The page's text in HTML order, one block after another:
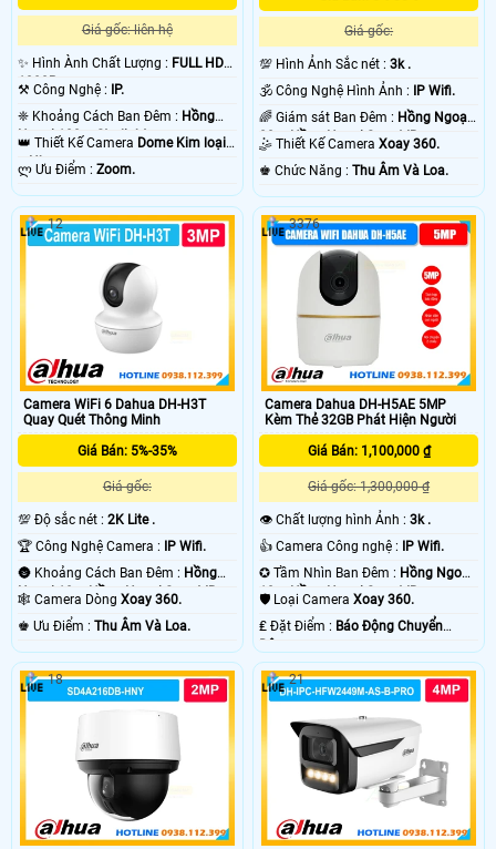
sau khi xẩy ra sự cố. chắc chắc camera nào cũng vậy thôi. vì ông nghệ báo
động chống trộm Dahua của camera hoặt động thong qua mạng internet do
đó có độ trể là do mạng chứ không phải do thiết bị camera chống trộm Dahua .
💡
Giá gốc: liên hệ
✨ Hình Ành Chất Lượng : FULL HD
1080P .
⚒ Công Nghệ :
IP.
❈ Khoảng Cách Ban Đêm : Hồng
Ngoại 100m Starlight.
👑 Thiết Kế Camera Dome Kim loại
+ Nhựa.
️ლ Ưu Điểm : Zoom.
Giá gốc:
💯 Hình Ảnh Sắc nét :3k .
🕉️ Công Nghệ Hình Ảnh :
IP Wifi.
🌈 Giám sát Ban Đêm : Hồng Ngoại
20m Hồng Ngoại Smart IR.
🤹 Thiết Kế CameraXoay 360.
️♚ Chức Năng :Thu Âm Và Loa.
Camera WiFi 6 Dahua DH-H3T
Quay Quét Thông Minh
Giá Bán: 5%-35%
Giá gốc:
💯 Độ sắc nét : 2K Lite .
🏆 Công Nghệ Camera : IP Wifi.
🌚 Khoảng Cách Ban Đêm : Hồng
Ngoại 10m Hồng Ngoại Smart IR.
🕸️ Camera Dòng Xoay 360.
️♚ Ưu Điểm : Thu Âm Và Loa.
12
Camera Dahua DH-H5AE 5MP
Kèm Thẻ 32GB Phát Hiện Người
Giá Bán: 1,100,000 ₫
Giá gốc: 1,300,000 ₫
👁 Chất lượng hình Ảnh :3k .
👍 Camera Công nghệ : IP Wifi.
✪ Tầm Nhìn Ban Đêm : Hồng Ngoại
10m Hồng Ngoại Smart IR.
🛡 Loại CameraXoay 360.
️₤ Đặt Điểm : Báo Động Chuyển
Động.
3376
18 21